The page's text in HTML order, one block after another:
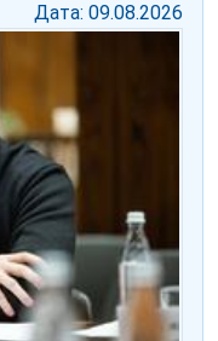
Дата: 09.08.2026